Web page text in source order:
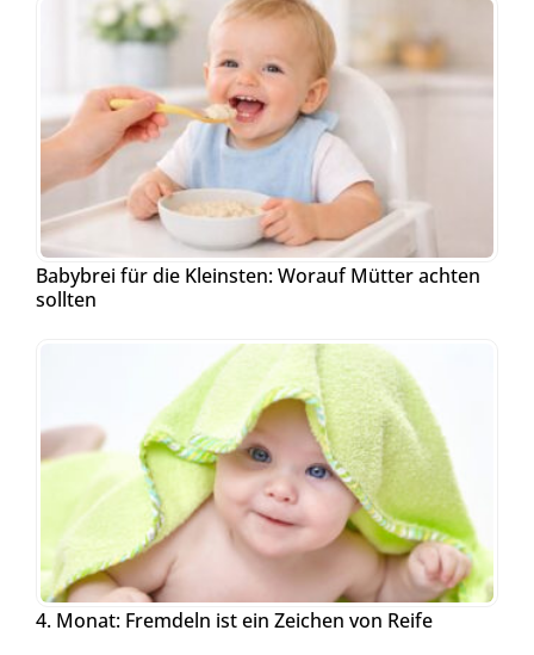
Babybrei für die Kleinsten: Worauf Mütter achten
sollten
4. Monat: Fremdeln ist ein Zeichen von Reife